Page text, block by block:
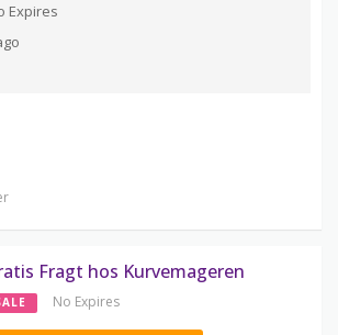
Expires
Fragt hos Kurvemageren
No Expires